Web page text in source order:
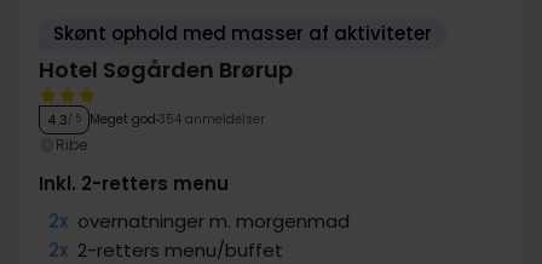
Skønt ophold med masser af aktiviteter
Hotel Søgården Brørup
4.3/ 5 Meget god 354 anmeldelser
Ribe
Inkl. 2-retters menu
2x overnatninger m. morgenmad
2x 2-retters menu/buffet